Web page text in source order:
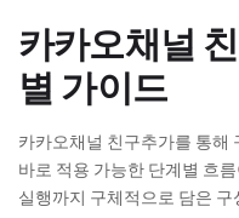
카카오채널
별 가이드
카카오채널 친구추가를 통해
바로 적용 가능한 단계별 흐
실행까지 구체적으로 담은 구